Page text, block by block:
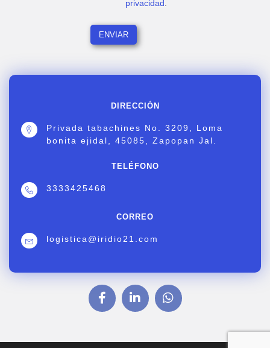
DIRECCIÓN
Privada tabachines No. 3209, Loma
bonita ejidal, 45085, Zapopan Jal.
TELÉFONO
3333425468
CORREO
logistica@iridio21.com
privacidad